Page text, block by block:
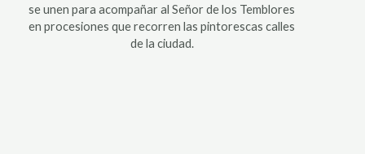
se unen para acompañar al Señor de los Temblores
en procesiones que recorren las pintorescas calles
de la ciudad.